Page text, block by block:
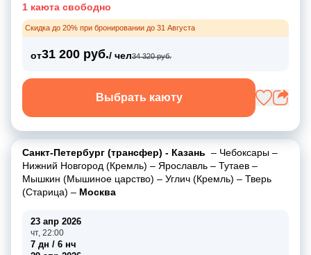
1 каюта свободно
Скидка до 20% при бронировании до 31 Августа
от31 200 руб./ чел34 320 руб.
Выбрать каюту
Санкт-Петербург (трансфер) - Казань – Чебоксары –
Нижний Новгород (Кремль) – Ярославль – Тутаев –
Мышкин (Мышиное царство) – Углич (Кремль) – Тверь
(Старица) – Москва
23 апр 2026
чт, 22:00
7 дн / 6 нч